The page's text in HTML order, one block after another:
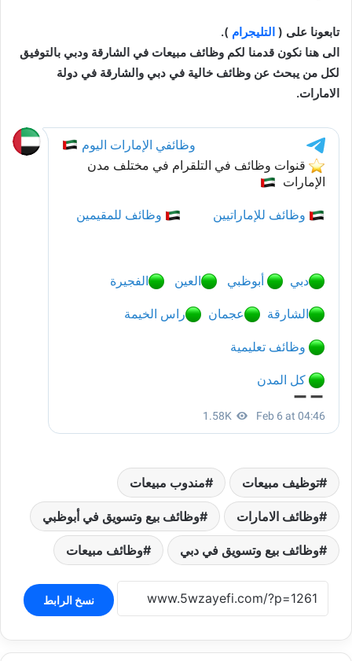
تابعونا على ( التليجرام ).
الى هنا نكون قدمنا لكم وظائف مبيعات في الشارقة ودبي بالتوفيق
لكل من يبحث عن وظائف خالية في دبي والشارقة في دولة
الامارات.
توظيف مبيعات مندوب مبيعات
وظائف الامارات وظائف بيع وتسويق في أبوظبي
وظائف بيع وتسويق في دبي وظائف مبيعات
نسخ الرابط